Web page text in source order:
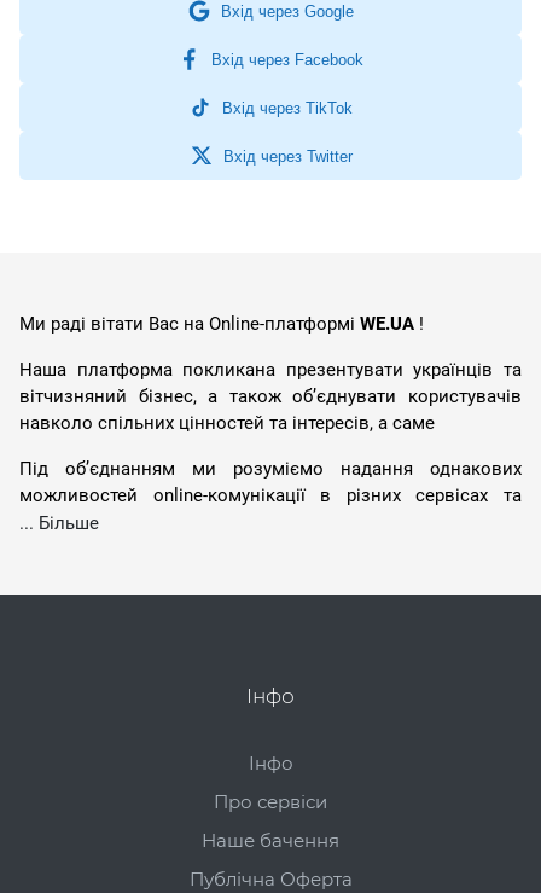
Вхід через Google
Вхід через Facebook
Вхід через TikTok
Вхід через Twitter
Ми раді вітати Вас на Online-платформі WE.UA !
Наша платформа покликана презентувати українців та
вітчизняний бізнес, а також обʼєднувати користувачів
навколо спільних цінностей та інтересів, а саме
Під обʼєднанням ми розуміємо надання однакових
можливостей online-комунікації в різних сервісах та
сайтах Платформи через функції нашої
формулювання "соціальна мережа WE.UA", або "соціальна
Повідомлення - це не тільки
Як відомо, Повідомлення - це послідовність сигналів
різної природи. Люди в своїй комунікації постійно
... Більше
Інфо
Інфо
Про сервіси
Наше бачення
Публічна Оферта